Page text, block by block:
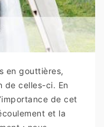
en gouttières,
de celles-ci. En
de cet
et la